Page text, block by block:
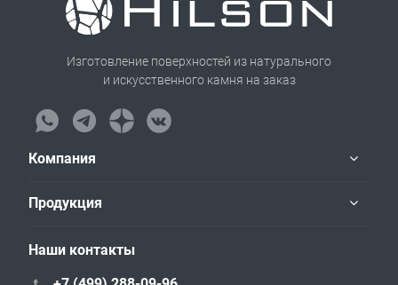
Изготовление поверхностей из натурального
и искусственного камня на заказ
Компания
Продукция
Наши контакты